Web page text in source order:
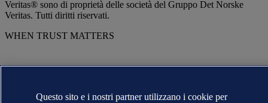
Veritas® sono di proprietà delle società del Gruppo Det Norske
Veritas. Tutti diritti riservati.
WHEN TRUST MATTERS
Questo sito e i nostri partner utilizzano i cookie per